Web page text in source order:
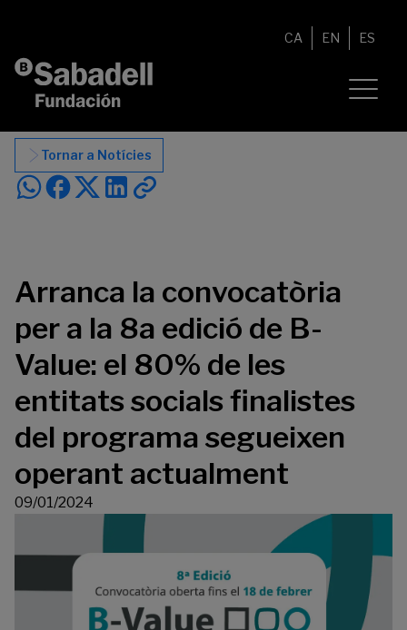
CA EN ES
Tornar a Notícies
Arranca la convocatòria
per a la 8a edició de B-
Value: el 80% de les
entitats socials finalistes
del programa segueixen
operant actualment
09/01/2024